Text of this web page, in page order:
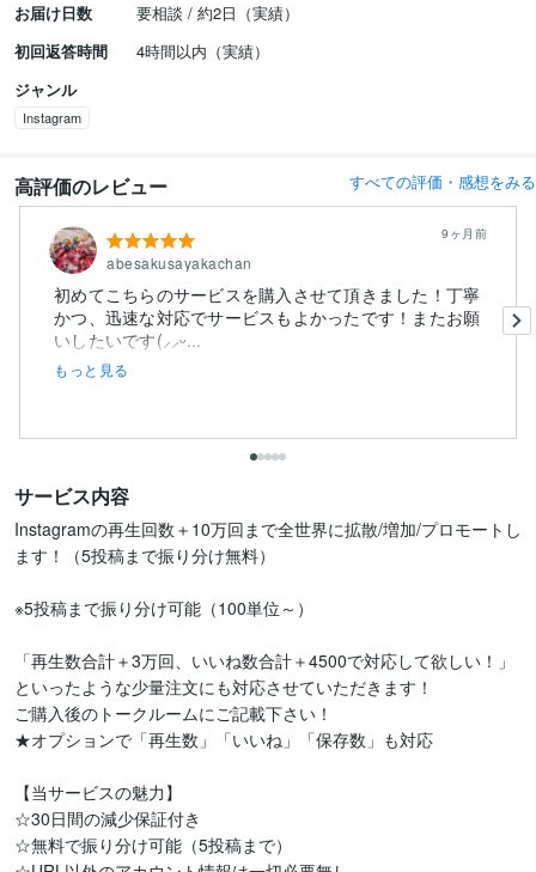
お届け日数
要相談 / 約2日（実績）
初回返答時間
4時間以内（実績）
ジャンル
Instagram
高評価のレビュー すべての評価・感想をみる
abesakusayakachan
9ヶ月前
初めてこちらのサービスを購入させて頂きました！丁寧
かつ、迅速な対応でサービスもよかったです！またお願
いしたいです(⸝⸝ᵕ...
もっと見る
サービス内容
Instagramの再生回数＋10万回まで全世界に拡散/増加/プロモートし
ます！（5投稿まで振り分け無料）
※5投稿まで振り分け可能（100単位～）
「再生数合計＋3万回、いいね数合計＋4500で対応して欲しい！」
といったような少量注文にも対応させていただきます！
ご購入後のトークルームにご記載下さい！
★オプションで「再生数」「いいね」「保存数」も対応
【当サービスの魅力】
☆30日間の減少保証付き
☆無料で振り分け可能（5投稿まで）